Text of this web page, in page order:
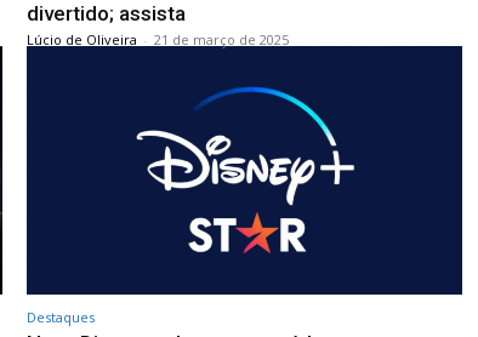
divertido; assista
Lúcio de Oliveira - 21 de março de 2025
Destaques